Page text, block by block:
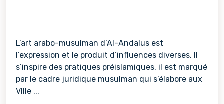
L’art arabo-musulman d’Al-Andalus est
l’expression et le produit d’influences diverses. Il
s’inspire des pratiques préislamiques, il est marqué
par le cadre juridique musulman qui s’élabore aux
VIIIe ...